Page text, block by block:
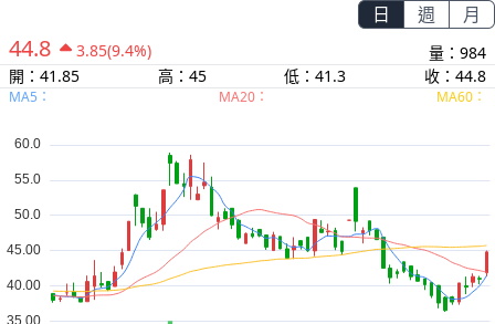
日 週 月
44.8 3.85(9.4%)
量：984
開：41.85
高：45 低：41.3 收：44.8
MA5： MA20： MA60：